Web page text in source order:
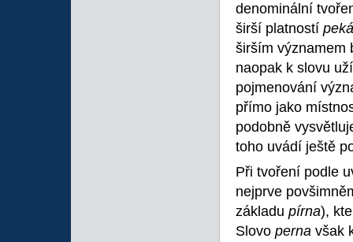
denominální
širší platností
širším významem
naopak k slovu
pojmenování
přímo jako
podobně
toho uvádí ještě
Při tvoření podle
nejprve
základu pírna),
Slovo perna však